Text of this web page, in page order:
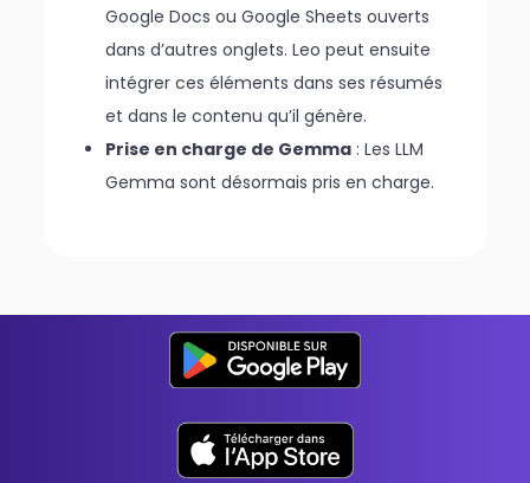
Google Docs ou Google Sheets ouverts
dans d’autres onglets. Leo peut ensuite
intégrer ces éléments dans ses résumés
et dans le contenu qu’il génère.
Prise en charge de Gemma : Les LLM
Gemma sont désormais pris en charge.